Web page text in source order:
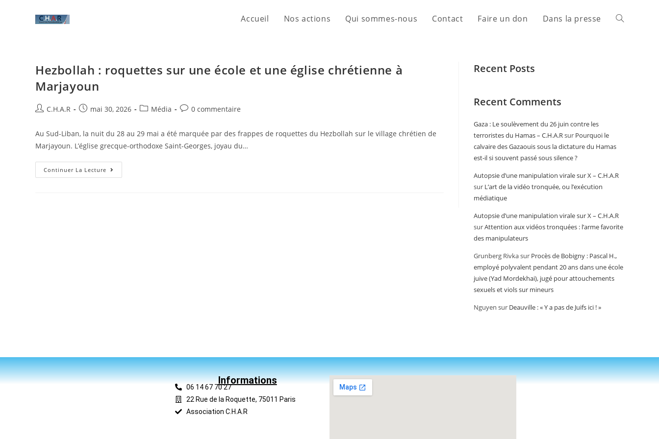
Accueil Nos actions Qui sommes-nous Contact Faire un don Dans la presse
Hezbollah : roquettes sur une école et une église chrétienne à
Marjayoun
C.H.A.R mai 30, 2026 Média 0 commentaire
Au Sud-Liban, la nuit du 28 au 29 mai a été marquée par des frappes de roquettes du Hezbollah sur le village chrétien de
Marjayoun. L’église grecque-orthodoxe Saint-Georges, joyau du…
Continuer La Lecture
Recent Posts
Recent Comments
Gaza : Le soulèvement du 26 juin contre les
terroristes du Hamas – C.H.A.Rsur Pourquoi le
calvaire des Gazaouis sous la dictature du Hamas
est-il si souvent passé sous silence ?
Autopsie d’une manipulation virale sur X – C.H.A.R
sur L’art de la vidéo tronquée, ou l’exécution
médiatique
Autopsie d’une manipulation virale sur X – C.H.A.R
surAttention aux vidéos tronquées : l’arme favorite
des manipulateurs
Grunberg Rivkasur Procès de Bobigny : Pascal H.,
employé polyvalent pendant 20 ans dans une école
juive (Yad Mordekhai), jugé pour attouchements
sexuels et viols sur mineurs
Nguyen sur Deauville : « Y a pas de Juifs ici ! »
Informations
06 14 67 70 27
22 Rue de la Roquette, 75011 Paris
Association C.H.A.R